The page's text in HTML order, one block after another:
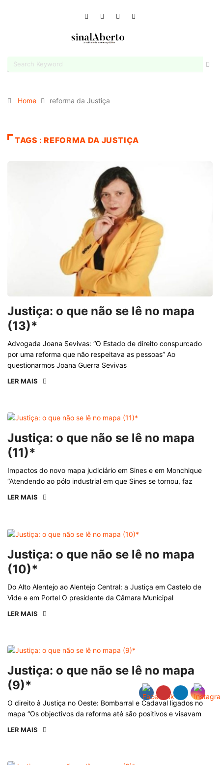
Home reforma da Justiça
TAGS : REFORMA DA JUSTIÇA
Justiça: o que não se lê no mapa
(13)*
Advogada Joana Sevivas: “O Estado de direito conspurcado
por uma reforma que não respeitava as pessoas” Ao
questionarmos Joana Guerra Sevivas
LER MAIS
Justiça: o que não se lê no mapa
(11)*
Impactos do novo mapa judiciário em Sines e em Monchique
“Atendendo ao pólo industrial em que Sines se tornou, faz
LER MAIS
Justiça: o que não se lê no mapa
(10)*
Do Alto Alentejo ao Alentejo Central: a Justiça em Castelo de
Vide e em Portel O presidente da Câmara Municipal
LER MAIS
Justiça: o que não se lê no mapa
(9)*
O direito à Justiça no Oeste: Bombarral e Cadaval ligados no
mapa “Os objectivos da reforma até são positivos e visavam
LER MAIS